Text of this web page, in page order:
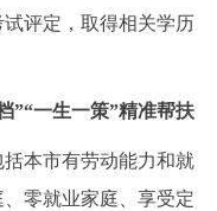
评定，取得相关学历
一生一策”精准帮扶
本市有劳动能力和就
零就业家庭、享受定